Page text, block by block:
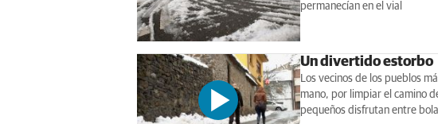
permanecían en el vial
Un divertido estorbo
Los vecinos de los pueblos
mano, por limpiar el camino
pequeños disfrutan entre